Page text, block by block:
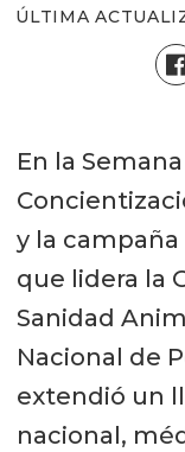
ÚLTIMA
En la
y la
que lidera la
Sanidad
Nacional de
extendió un
nacional,